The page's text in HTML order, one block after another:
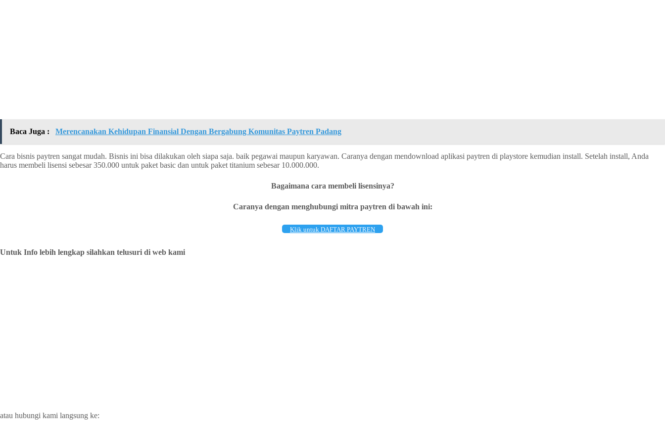
Baca Juga : Merencanakan Kehidupan Finansial Dengan Bergabung Komunitas Paytren Padang
Cara bisnis paytren sangat mudah. Bisnis ini bisa dilakukan oleh siapa saja. baik pegawai maupun karyawan. Caranya dengan mendownload aplikasi paytren di playstore kemudian install. Setelah install, Anda
harus membeli lisensi sebesar 350.000 untuk paket basic dan untuk paket titanium sebesar 10.000.000.
Bagaimana cara membeli lisensinya?
Caranya dengan menghubungi mitra paytren di bawah ini:
Klik untuk DAFTAR PAYTREN
Untuk Info lebih lengkap silahkan telusuri di web kami
atau hubungi kami langsung ke: